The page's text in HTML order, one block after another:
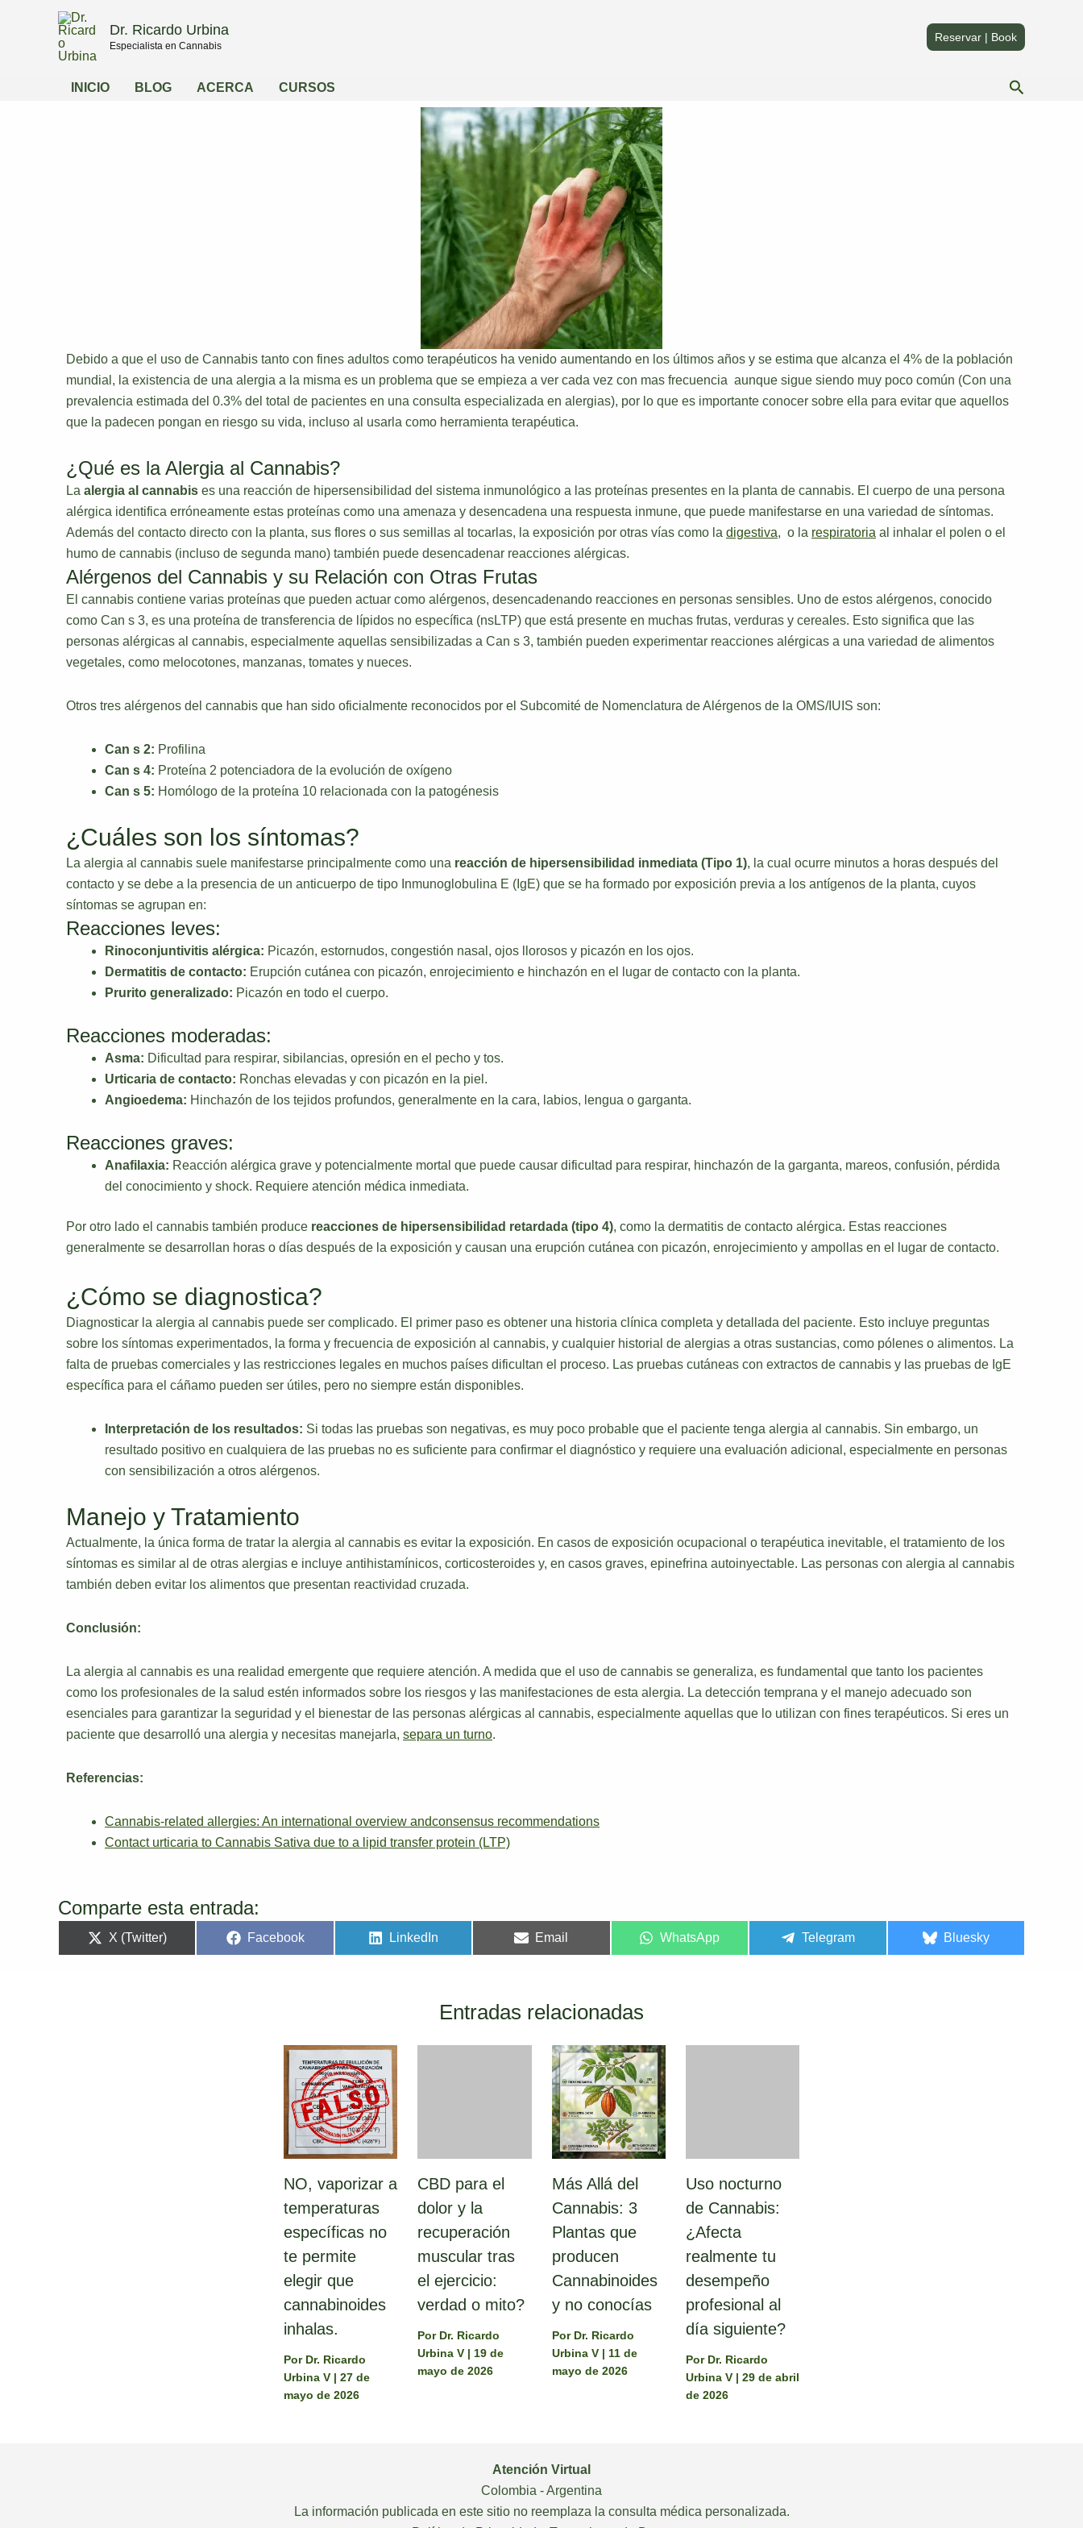
Dr. Ricardo Urbina
Especialista en Cannabis
Reservar | Book
INICIO BLOG ACERCA CURSOS Buscar
Debido a que el uso de Cannabis tanto con fines adultos como terapéuticos ha venido aumentando en los últimos años y se estima que alcanza el 4% de la población
mundial, la existencia de una alergia a la misma es un problema que se empieza a ver cada vez con mas frecuencia aunque sigue siendo muy poco común (Con una
prevalencia estimada del 0.3% del total de pacientes en una consulta especializada en alergias), por lo que es importante conocer sobre ella para evitar que aquellos
que la padecen pongan en riesgo su vida, incluso al usarla como herramienta terapéutica.
¿Qué es la Alergia al Cannabis?
La alergia al cannabis es una reacción de hipersensibilidad del sistema inmunológico a las proteínas presentes en la planta de cannabis. El cuerpo de una persona
alérgica identifica erróneamente estas proteínas como una amenaza y desencadena una respuesta inmune, que puede manifestarse en una variedad de síntomas.
Además del contacto directo con la planta, sus flores o sus semillas al tocarlas, la exposición por otras vías como la digestiva, o la respiratoria al inhalar el polen o el
humo de cannabis (incluso de segunda mano) también puede desencadenar reacciones alérgicas.
Alérgenos del Cannabis y su Relación con Otras Frutas
El cannabis contiene varias proteínas que pueden actuar como alérgenos, desencadenando reacciones en personas sensibles. Uno de estos alérgenos, conocido
como Can s 3, es una proteína de transferencia de lípidos no específica (nsLTP) que está presente en muchas frutas, verduras y cereales. Esto significa que las
personas alérgicas al cannabis, especialmente aquellas sensibilizadas a Can s 3, también pueden experimentar reacciones alérgicas a una variedad de alimentos
vegetales, como melocotones, manzanas, tomates y nueces.
Otros tres alérgenos del cannabis que han sido oficialmente reconocidos por el Subcomité de Nomenclatura de Alérgenos de la OMS/IUIS son:
Can s 2: Profilina
Can s 4: Proteína 2 potenciadora de la evolución de oxígeno
Can s 5: Homólogo de la proteína 10 relacionada con la patogénesis
¿Cuáles son los síntomas?
La alergia al cannabis suele manifestarse principalmente como una reacción de hipersensibilidad inmediata (Tipo 1), la cual ocurre minutos a horas después del
contacto y se debe a la presencia de un anticuerpo de tipo Inmunoglobulina E (IgE) que se ha formado por exposición previa a los antígenos de la planta, cuyos
síntomas se agrupan en:
Reacciones leves:
Rinoconjuntivitis alérgica: Picazón, estornudos, congestión nasal, ojos llorosos y picazón en los ojos.
Dermatitis de contacto: Erupción cutánea con picazón, enrojecimiento e hinchazón en el lugar de contacto con la planta.
Prurito generalizado: Picazón en todo el cuerpo.
Reacciones moderadas:
Asma: Dificultad para respirar, sibilancias, opresión en el pecho y tos.
Urticaria de contacto: Ronchas elevadas y con picazón en la piel.
Angioedema: Hinchazón de los tejidos profundos, generalmente en la cara, labios, lengua o garganta.
Reacciones graves:
Anafilaxia: Reacción alérgica grave y potencialmente mortal que puede causar dificultad para respirar, hinchazón de la garganta, mareos, confusión, pérdida
del conocimiento y shock. Requiere atención médica inmediata.
Por otro lado el cannabis también produce reacciones de hipersensibilidad retardada (tipo 4), como la dermatitis de contacto alérgica. Estas reacciones
generalmente se desarrollan horas o días después de la exposición y causan una erupción cutánea con picazón, enrojecimiento y ampollas en el lugar de contacto.
¿Cómo se diagnostica?
Diagnosticar la alergia al cannabis puede ser complicado. El primer paso es obtener una historia clínica completa y detallada del paciente. Esto incluye preguntas
sobre los síntomas experimentados, la forma y frecuencia de exposición al cannabis, y cualquier historial de alergias a otras sustancias, como pólenes o alimentos. La
falta de pruebas comerciales y las restricciones legales en muchos países dificultan el proceso. Las pruebas cutáneas con extractos de cannabis y las pruebas de IgE
específica para el cáñamo pueden ser útiles, pero no siempre están disponibles.
Interpretación de los resultados: Si todas las pruebas son negativas, es muy poco probable que el paciente tenga alergia al cannabis. Sin embargo, un
resultado positivo en cualquiera de las pruebas no es suficiente para confirmar el diagnóstico y requiere una evaluación adicional, especialmente en personas
con sensibilización a otros alérgenos.
Manejo y Tratamiento
Actualmente, la única forma de tratar la alergia al cannabis es evitar la exposición. En casos de exposición ocupacional o terapéutica inevitable, el tratamiento de los
síntomas es similar al de otras alergias e incluye antihistamínicos, corticosteroides y, en casos graves, epinefrina autoinyectable. Las personas con alergia al cannabis
también deben evitar los alimentos que presentan reactividad cruzada.
Conclusión:
La alergia al cannabis es una realidad emergente que requiere atención. A medida que el uso de cannabis se generaliza, es fundamental que tanto los pacientes
como los profesionales de la salud estén informados sobre los riesgos y las manifestaciones de esta alergia. La detección temprana y el manejo adecuado son
esenciales para garantizar la seguridad y el bienestar de las personas alérgicas al cannabis, especialmente aquellas que lo utilizan con fines terapéuticos. Si eres un
paciente que desarrolló una alergia y necesitas manejarla, separa un turno.
Referencias:
Cannabis-related allergies: An international overview andconsensus recommendations
Contact urticaria to Cannabis Sativa due to a lipid transfer protein (LTP)
Comparte esta entrada:
X (Twitter) Facebook LinkedIn Email WhatsApp Telegram Bluesky
Entradas relacionadas
NO, vaporizar a
temperaturas
específicas no
te permite
elegir que
cannabinoides
inhalas.
Por Dr. Ricardo
Urbina V | 27 de
mayo de 2026
CBD para el
dolor y la
recuperación
muscular tras
el ejercicio:
verdad o mito?
Por Dr. Ricardo
Urbina V |19 de
mayo de 2026
Más Allá del
Cannabis: 3
Plantas que
producen
Cannabinoides
y no conocías
Por Dr. Ricardo
Urbina V | 11 de
mayo de 2026
Uso nocturno
de Cannabis:
¿Afecta
realmente tu
desempeño
profesional al
día siguiente?
Por Dr. Ricardo
Urbina V | 29 de abril
de 2026
Atención Virtual
Colombia - Argentina
La información publicada en este sitio no reemplaza la consulta médica personalizada.